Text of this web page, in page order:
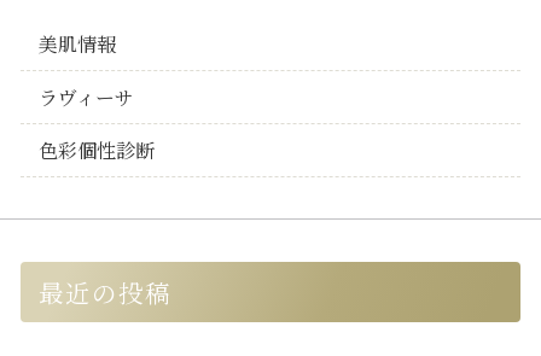
美肌情報
ラヴィーサ
色彩個性診断
最近の投稿